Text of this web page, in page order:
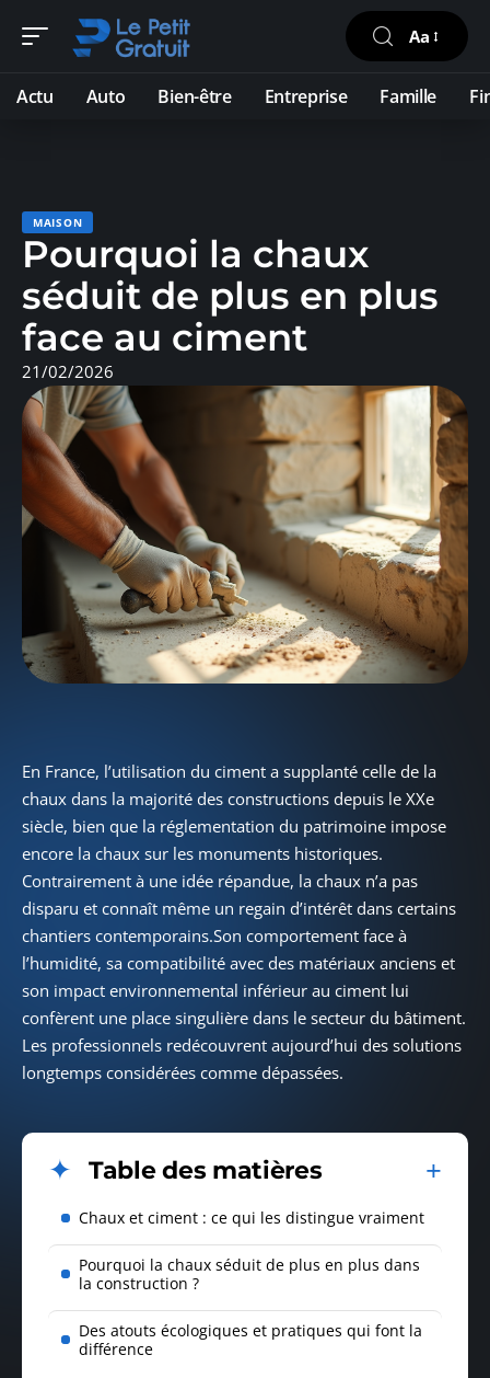
Aa
Actu Auto Bien-être Entreprise Famille
MAISON
Pourquoi la chaux
séduit de plus en plus
face au ciment
21/02/2026
En France, l’utilisation du ciment a supplanté celle de la
chaux dans la majorité des constructions depuis le XXe
siècle, bien que la réglementation du patrimoine impose
encore la chaux sur les monuments historiques.
Contrairement à une idée répandue, la chaux n’a pas
disparu et connaît même un regain d’intérêt dans certains
chantiers contemporains.Son comportement face à
l’humidité, sa compatibilité avec des matériaux anciens et
son impact environnemental inférieur au ciment lui
confèrent une place singulière dans le secteur du bâtiment.
Les professionnels redécouvrent aujourd’hui des solutions
longtemps considérées comme dépassées.
Table des matières
Chaux et ciment : ce qui les distingue vraiment
Pourquoi la chaux séduit de plus en plus dans
la construction ?
Des atouts écologiques et pratiques qui font la
différence